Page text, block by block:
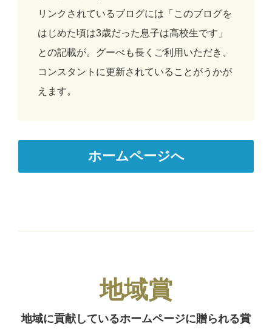
リンクされているブログには「このブログを
はじめた頃は3歳だった息子は高校生です」
との記載が。グーぺも長くご利用いただき、
コンスタントに更新されていることがうかが
えます。
ホームページへ
地域賞
地域に貢献しているホームページに贈られる賞